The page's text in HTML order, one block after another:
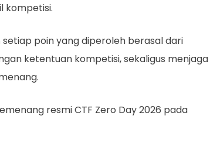
kompetisi.
poin yang diperoleh berasal dari
ketentuan kompetisi, sekaligus menjaga
resmi CTF Zero Day 2026 pada